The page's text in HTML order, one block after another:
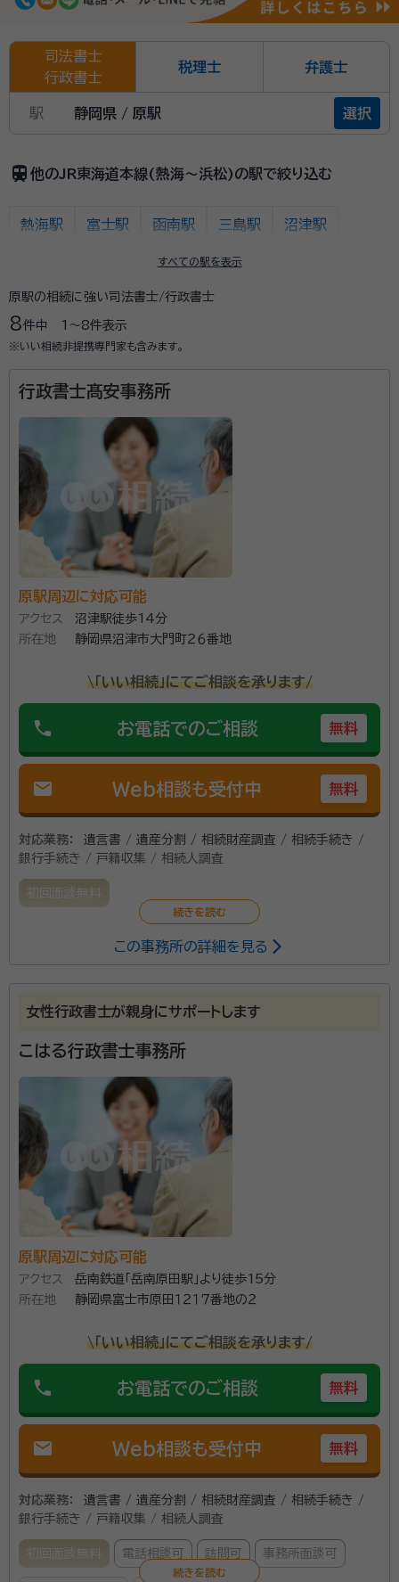
司法書士
行政書士
税理士 弁護士
駅 静岡県 / 原駅 選択
train 他のJR東海道本線(熱海～浜松)の駅で絞り込む
すべての駅を表示
熱海駅 富士駅 函南駅 三島駅 沼津駅
東田子の浦駅
新蒲原駅 蒲原駅 由比駅
磐田駅 豊田町駅 天竜川駅
御厨駅
原駅の相続に強い司法書士/行政書士
8件中 1〜8件表示
※いい相続非提携専門家も含みます。
行政書士髙安事務所
原駅周辺に対応可能
アクセス
沼津駅徒歩14分
所在地
静岡県沼津市大門町２６番地
\「いい相続」にてご相談を承ります/
phone お電話でのご相談 無料
mail Web相談も受付中 無料
対応業務：
遺言書 / 遺産分割 / 相続財産調査 / 相続手続き /
銀行手続き / 戸籍収集 / 相続人調査
初回面談無料
この事務所の詳細を見る
女性行政書士が親身にサポートします
こはる行政書士事務所
原駅周辺に対応可能
アクセス
岳南鉄道「岳南原田駅」より徒歩15分
所在地
静岡県富士市原田１２１７番地の２
\「いい相続」にてご相談を承ります/
phone お電話でのご相談 無料
mail Web相談も受付中 無料
対応業務：
遺言書 / 遺産分割 / 相続財産調査 / 相続手続き /
銀行手続き / 戸籍収集 / 相続人調査
初回面談無料 電話相談可 訪問可 事務所面談可